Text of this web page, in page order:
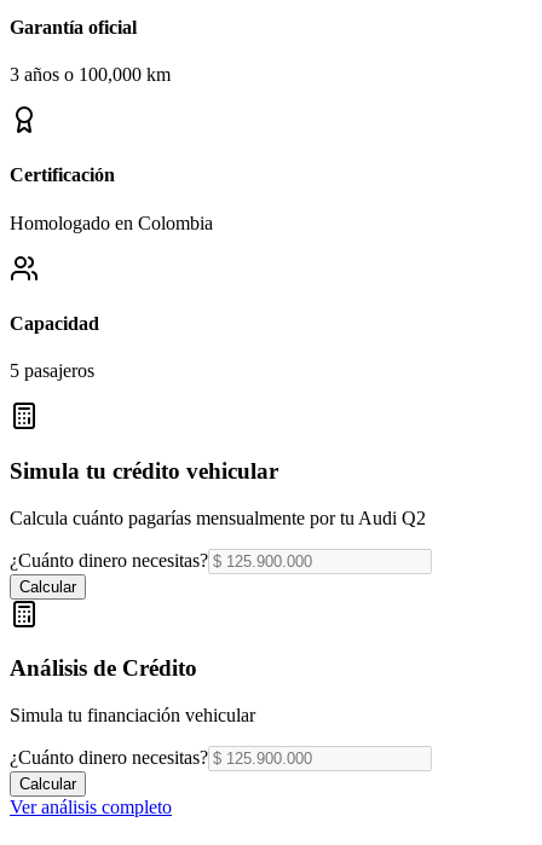
Garantía oficial
3 años o 100,000 km
Certificación
Homologado en Colombia
Capacidad
5 pasajeros
Simula tu crédito vehicular
Calcula cuánto pagarías mensualmente por tu Audi Q2
¿Cuánto dinero necesitas?
Calcular
Análisis de Crédito
Simula tu financiación vehicular
¿Cuánto dinero necesitas?
Calcular
Ver análisis completo